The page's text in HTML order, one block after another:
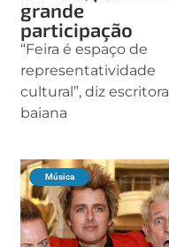
grande
participação
“Feira é espaço de
representatividade
cultural”, diz escritora
baiana
Música